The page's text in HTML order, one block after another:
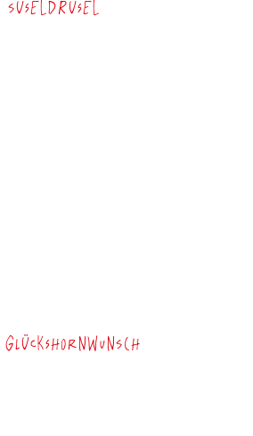
Suseldrusel